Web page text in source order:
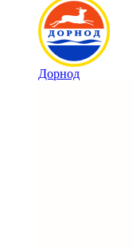
Дорнод